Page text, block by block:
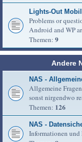
Lights-Out
Problems or
Android and WP
Themen: 9
Andere
NAS -
Allgemeine
sonst nirgendwo
Themen: 126
NAS -
Informationen und